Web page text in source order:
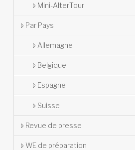
Mini-AlterTour
Par Pays
Allemagne
Belgique
Espagne
Suisse
Revue de presse
WE de préparation